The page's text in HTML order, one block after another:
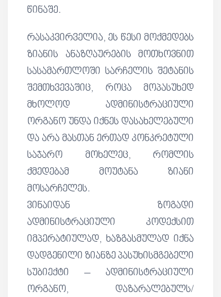
წინაშე.
რასაკვირველია, ეს წესი მოქმედებს
ზიანის ანაზღაურების მოთხოვნით
სასამართლოში სარჩელის შეტანის
შემთხვევაშიც, როცა მოპასუხედ
მხოლოდ ადმინისტრაციული
ორგანო უნდა იქნეს დასახელებული
და არა მასთან ერთად კონკრეტული
საჯარო მოხელეც, რომლის
ქმედებამ მოუტანა ზიანი
მოსარჩელეს.
ვინაიდან ზოგადი
ადმინისტრაციული კოდექსით
იმპერატიულად, ხაზგასმულად იქნა
დადგენილი ზიანზე პასუხისმგებელი
სუბიექტი – ადმინისტრაციული
ორგანო, დაზარალებულს/